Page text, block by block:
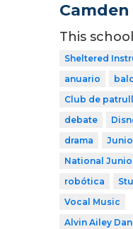
This
Sheltered
anuario
Club de
debate
drama
National
robótica
Vocal Music
Alvin Ailey